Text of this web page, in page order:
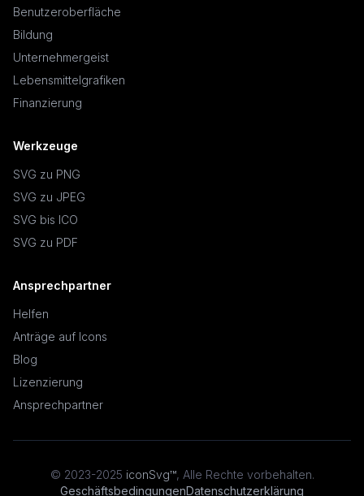
Benutzeroberfläche
Bildung
Unternehmergeist
Lebensmittelgrafiken
Finanzierung
Werkzeuge
SVG zu PNG
SVG zu JPEG
SVG bis ICO
SVG zu PDF
Ansprechpartner
Helfen
Anträge auf Icons
Blog
Lizenzierung
Ansprechpartner
© 2023-2025 iconSvg™, Alle Rechte vorbehalten.
GeschäftsbedingungenDatenschutzerklärung